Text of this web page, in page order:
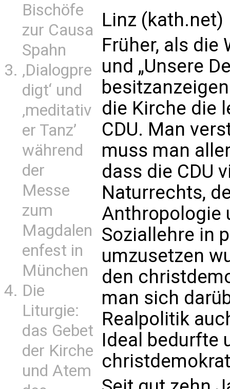
Bischöfe
zur Causa
Spahn
‚Dialogpre
digt‘ und
‚meditativ
er Tanz’
während
der
Messe
zum
Magdalen
enfest in
München
Die
Liturgie:
das Gebet
der Kirche
und Atem
Linz (kath.net)
Früher, als die
und „Unsere
die Kirche die
CDU. Man
muss man
dass die CDU
Naturrechts,
Anthropologie
Soziallehre in
umzusetzen
den
man sich
Realpolitik
Ideal bedurfte